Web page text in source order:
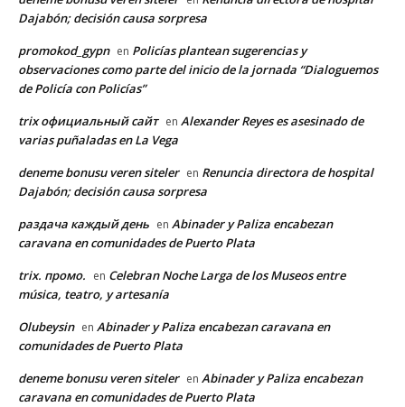
Dajabón; decisión causa sorpresa
promokod_gypn en Policías plantean sugerencias y
observaciones como parte del inicio de la jornada “Dialoguemos
de Policía con Policías”
trix официальный сайт en Alexander Reyes es asesinado de
varias puñaladas en La Vega
deneme bonusu veren siteler en Renuncia directora de hospital
Dajabón; decisión causa sorpresa
раздача каждый день en Abinader y Paliza encabezan
caravana en comunidades de Puerto Plata
trix. промо. en Celebran Noche Larga de los Museos entre
música, teatro, y artesanía
Olubeysin en Abinader y Paliza encabezan caravana en
comunidades de Puerto Plata
deneme bonusu veren siteler en Abinader y Paliza encabezan
caravana en comunidades de Puerto Plata